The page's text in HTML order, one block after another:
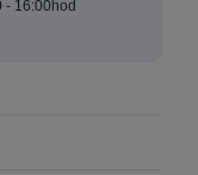
- 16:00hod